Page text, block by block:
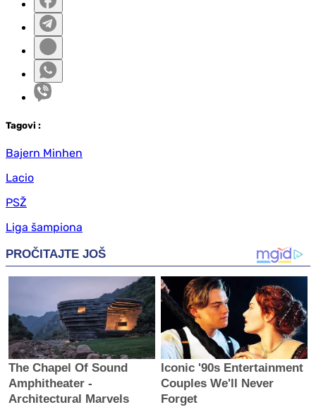
Tagovi :
Bajern Minhen
Lacio
PSŽ
Liga šampiona